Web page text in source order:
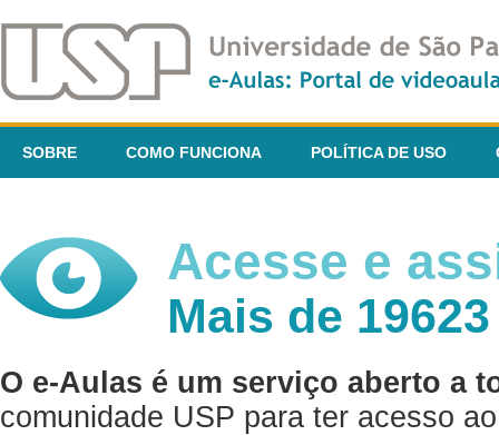
SOBRE COMO FUNCIONA POLÍTICA DE USO
Acesse e
Mais de
O e-Aulas é um serviço aberto a
comunidade USP para ter acesso